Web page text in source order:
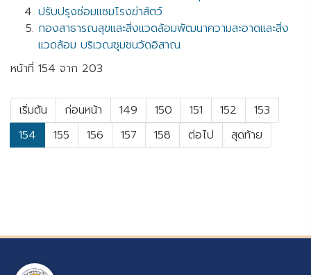
ปรับปรุงซ่อมแซมโรงฆ่าสัตว์
กองสาธารณสุขและสิ่งแวดล้อมพัฒนาความสะอาดและสิ่ง
แวดล้อม บริเวณชุมชนวัดอิสาณ
หน้าที่ 154 จาก 203
เริ่มต้น ก่อนหน้า 149 150 151 152
153
154
155 156 157 158 ต่อไป สุดท้าย